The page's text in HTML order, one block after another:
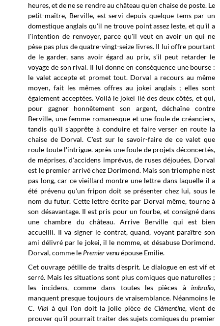
heures, et de ne se rendre au château qu'en chaise de poste. Le
petit-maître, Berville, est servi depuis quelque tems par un
domestique anglais qu'il ne trouve point assez leste, et qu'il a
l'intention de renvoyer, parce qu'il veut en avoir un qui ne
pèse pas plus de quatre-vingt-seize livres. Il lui offre pourtant
de le garder, sans avoir égard au prix, s'il peut retarder le
voyage de son rival. Il lui donne en conséquence une bourse :
le valet accepte et promet tout. Dorval a recours au même
moyen, fait les mêmes offres au jokei anglais ; elles sont
également acceptées. Voilà le jokei lié des deux côtés, et qui,
pour gagner honnêtement son argent, déchaîne contre
Berville, une femme romanesque et une foule de créanciers,
tandis qu'il s'apprête à conduire et faire verser en route la
chaise de Dorval. C'est sur le savoir-faire de ce valet que
roule toute l'intrigue. après une foule de projets déconcertés,
de méprises, d'accidens imprévus, de ruses déjouées, Dorval
est le premier arrivé chez Dorimond. Mais son triomphe n'est
pas long, car ce vieillard montre une lettre dans laquelle il a
été prévenu qu'un fripon doit se présenter chez lui, sous le
nom du futur. Cette lettre écrite par Dorval même, tourne à
son désavantage. Il est pris pour un fourbe, et consigné dans
une chambre du château. Arrive Berville qui est bien
accueilli. Il va signer le contrat, quand, voyant paraître son
ami délivré par le jokei, il le nomme, et désabuse Dorimond.
Dorval, comme le Premier venuépouse Emilie.
Cet ouvrage pétille de traits d'esprit. Le dialogue en est vif et
serré. Mais les situations sont plus comiques que naturelles ;
les incidens, comme dans toutes les pièces à imbrolio,
manquent presque toujours de vraisemblance. Néanmoins le
C. Vial à qui l'on doit la jolie pièce de Clémentine, vient de
prouver qu'il pourrait traiter des sujets comiques du premier